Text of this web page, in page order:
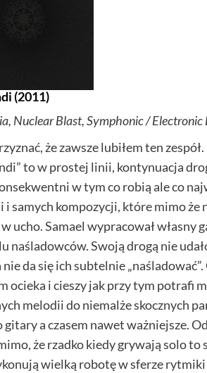
(2011)
Nuclear Blast, Symphonic /
że zawsze lubiłem ten
to w prostej linii, kontynuacja
w tym co robią ale co
i samych kompozycji, które mimo
ucho. Samael wypracował
naśladowców. Swoją drogą nie
nie da się ich subtelnie
ocieka i cieszy jak przy tym potrafi
melodii do niemalże skocznych
gitary a czasem nawet ważniejsze.
że rzadko kiedy grywają solo to
wielką robotę w sferze